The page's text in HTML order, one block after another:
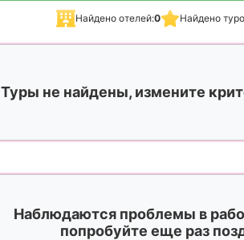
Найдено отелей:0 Найдено
Туры не найдены, измените
Наблюдаются проблемы в
попробуйте еще раз